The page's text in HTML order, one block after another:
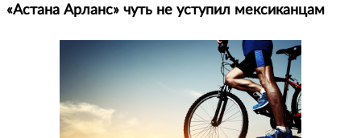
«Астана Арланс» чуть не уступил мексиканцам